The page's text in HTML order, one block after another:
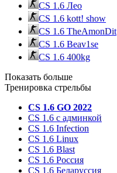
CS 1.6 Лео
CS 1.6 kott! show
CS 1.6 TheAmonDit
CS 1.6 Beav1se
CS 1.6 400kg
Показать больше
Тренировка стрельбы
CS 1.6 GO 2022
CS 1.6 с админкой
CS 1.6 Infection
CS 1.6 Linux
CS 1.6 Blast
CS 1.6 Россия
CS 1.6 Беларуссия